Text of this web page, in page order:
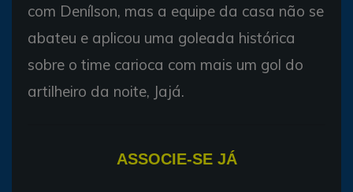
com Denílson, mas a equipe da casa não se
abateu e aplicou uma goleada histórica
sobre o time carioca com mais um gol do
artilheiro da noite, Jajá.
ASSOCIE-SE JÁ